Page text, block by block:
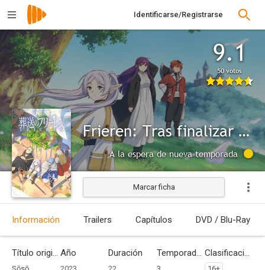
Identificarse/Registrarse
9.1
50 votos
Frieren: Tras finalizar el viaje
A la espera de nueva temporada
Marcar ficha
Información Trailers Capítulos DVD / Blu-Ray
Título original Año Duración Temporadas Clasificación por edades